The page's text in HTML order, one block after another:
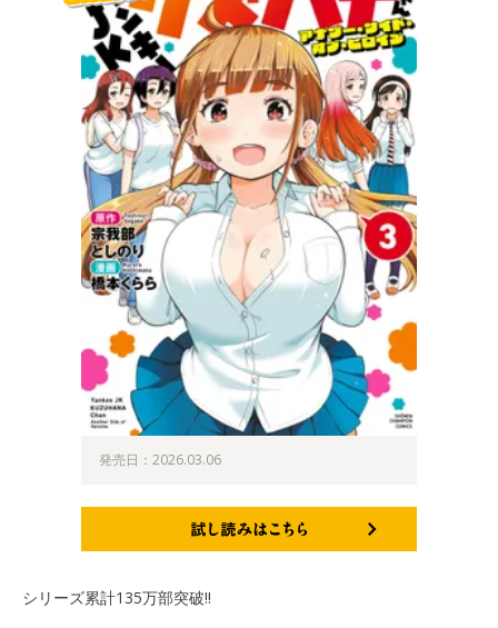
発売日：2026.03.06
シリーズ累計135万部突破!!